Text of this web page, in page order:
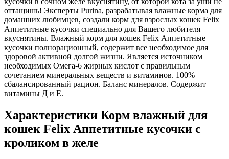
оттащишь! Эксперты Purina, разрабатывая влажные корма для
домашних любимцев, создали корм для взрослых кошек Felix
Аппетитные кусочки специально для Вашего любителя
вкуснятины. Влажный корм для кошек Felix Аппетитные
кусочки полнорационный, содержит все необходимое для
здоровой активной долгой жизни. Является источником
необходимых Омега-6 жирных кислот с правильным
сочетанием минеральных веществ и витаминов. 100%
сбалансированный рацион. Баланс минералов. Содержит
витамины Д и Е.
Характеристики Корм влажный для
кошек Felix Аппетитные кусочки с
кроликом в желе